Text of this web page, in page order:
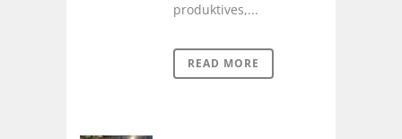
produktives,...
READ MORE